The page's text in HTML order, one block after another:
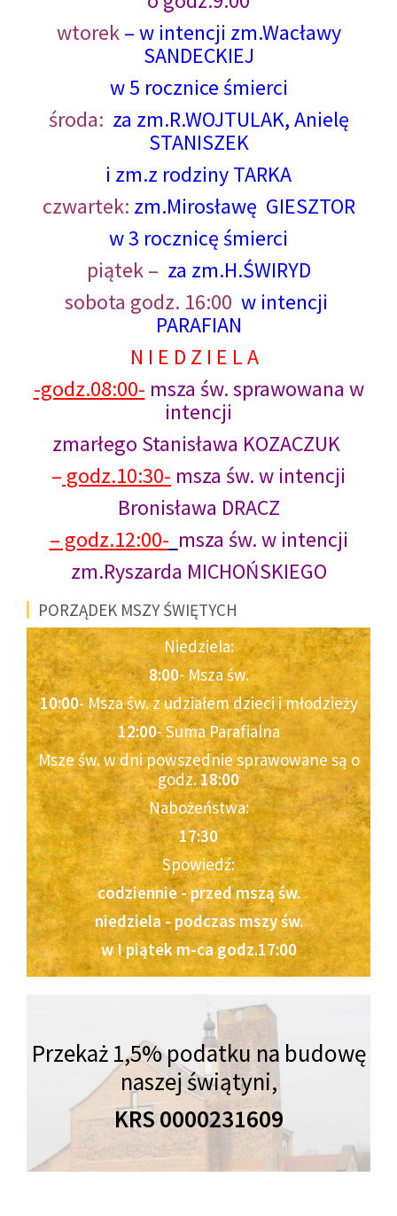
wtorek– w intencji zm.Wacławy
SANDECKIEJ
w 5 rocznice śmierci
środa: za zm.R.WOJTULAK, Anielę
STANISZEK
i zm.z rodziny TARKA
czwartek: zm.Mirosławę GIESZTOR
w 3 rocznicę śmierci
piątek – za zm.H.ŚWIRYD
sobota godz. 16:00 w intencji
PARAFIAN
N I E D Z I E L A
-godz.08:00- msza św. sprawowana w
intencji
zmarłego Stanisława KOZACZUK
– godz.10:30- msza św. w intencji
Bronisława DRACZ
– godz.12:00- msza św. w intencji
zm.Ryszarda MICHOŃSKIEGO
PORZĄDEK MSZY ŚWIĘTYCH
Niedziela:
8:00- Msza św.
10:00- Msza św. z udziałem dzieci i młodzieży
12:00- Suma Parafialna
Msze św. w dni powszednie sprawowane są o
godz.18:00
Nabożeństwa:
17:30
Spowiedź:
codziennie - przed mszą św.
niedziela - podczas mszy św.
w I piątek m-ca godz.17:00
Przekaż 1,5% podatku na budowę
naszej świątyni,
KRS 0000231609